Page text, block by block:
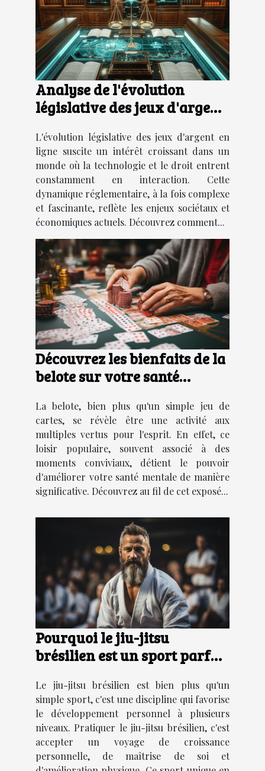
Analyse de l'évolution
législative des jeux d'argent
L'évolution législative des jeux d'argent en
ligne suscite un intérêt croissant dans un
monde où la technologie et le droit entrent
constamment en interaction. Cette
dynamique réglementaire, à la fois complexe
et fascinante, reflète les enjeux sociétaux et
économiques actuels. Découvrez comment...
Découvrez les bienfaits de la
belote sur votre santé
La belote, bien plus qu'un simple jeu de
cartes, se révèle être une activité aux
multiples vertus pour l'esprit. En effet, ce
loisir populaire, souvent associé à des
moments conviviaux, détient le pouvoir
d'améliorer votre santé mentale de manière
significative. Découvrez au fil de cet exposé...
Pourquoi le jiu-jitsu
brésilien est un sport parfait
personnel
Le jiu-jitsu brésilien est bien plus qu'un
simple sport, c'est une discipline qui favorise
le développement personnel à plusieurs
niveaux. Pratiquer le jiu-jitsu brésilien, c'est
accepter un voyage de croissance
personnelle, de maîtrise de soi et